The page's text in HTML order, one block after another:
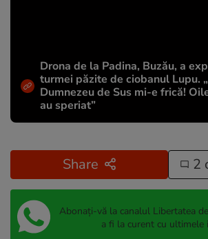
Drona de la Padina, Buzău, a
turmei păzite de ciobanul Lupu.
Dumnezeu de Sus mi-e frică!
au speriat”
Share 2
Abonați-vă la canalul Libertatea
a fi la curent cu ultimele